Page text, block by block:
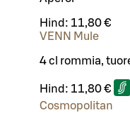
Hind: 11,80 €
VENN Mule
4 cl rommia,
Hind: 11,80 €
Cosmopolitan